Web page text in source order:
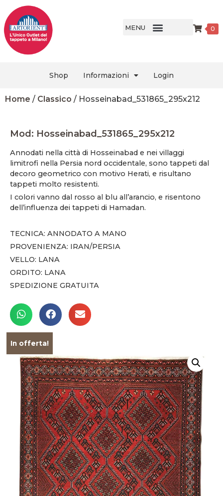
MENU 0
Shop Informazioni Login
Home / Classico / Hosseinabad_531865_295x212
Mod: Hosseinabad_531865_295x212
Annodati nella città di Hosseinabad e nei villaggi
limitrofi nella Persia nord occidentale, sono tappeti dal
decoro geometrico con motivo Herati, e risultano
tappeti molto resistenti.
I colori vanno dal rosso al blu all’arancio, e risentono
dell’influenza dei tappeti di Hamadan.
TECNICA: ANNODATO A MANO
PROVENIENZA: IRAN/PERSIA
VELLO: LANA
ORDITO: LANA
SPEDIZIONE GRATUITA
In offerta!